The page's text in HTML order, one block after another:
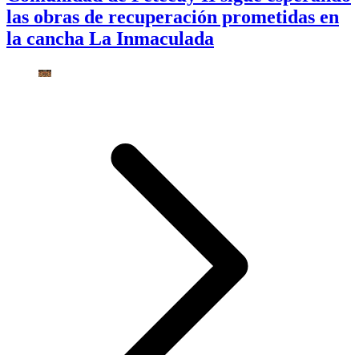
las obras de recuperación prometidas en
la cancha La Inmaculada